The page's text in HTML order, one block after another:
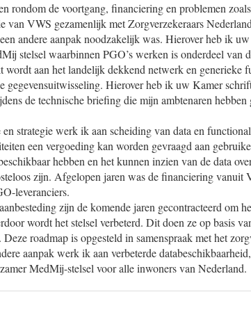
rondom de voortgang, financiering en problemen
VWS gezamenlijk met Zorgverzekeraars
andere aanpak noodzakelijk was. Hierover heb ik
stelsel waarbinnen PGO’s werken is onderdeel van
aan het landelijk dekkend netwerk en generieke
gegevensuitwisseling. Hierover heb ik uw Kamer
de technische briefing die mijn ambtenaren hebben
strategie werk ik aan scheiding van data en
een vergoeding kan worden gevraagd aan
hebben en het kunnen inzien van de data
zijn. Afgelopen jaren was de financiering vanuit
leveranciers.
zijn de komende jaren gecontracteerd om
wordt het stelsel verbeterd. Dit doen ze op basis
roadmap is opgesteld in samenspraak met het
aanpak werk ik aan verbeterde databeschikbaarheid,
MedMij-stelsel voor alle inwoners van Nederland.